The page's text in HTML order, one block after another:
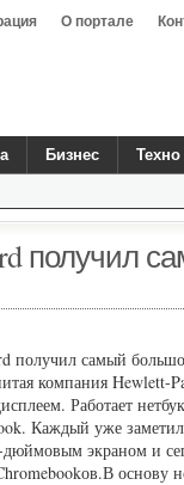
О портале
Бизнес Техно
получил
компания Hewlett-
Работает
Каждый уже
экраном и
основу